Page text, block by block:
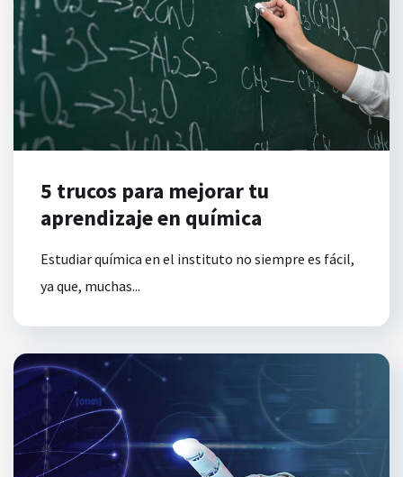
5 trucos para mejorar tu
aprendizaje en química
Estudiar química en el instituto no siempre es fácil,
ya que, muchas...